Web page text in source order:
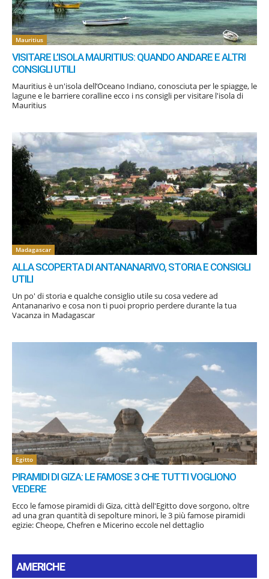
Mauritius
VISITARE L’ISOLA MAURITIUS: QUANDO ANDARE E ALTRI
CONSIGLI UTILI
Mauritius è un'isola dell’Oceano Indiano, conosciuta per le spiagge, le
lagune e le barriere coralline ecco i ns consigli per visitare l'isola di
Mauritius
Madagascar
ALLA SCOPERTA DI ANTANANARIVO, STORIA E CONSIGLI
UTILI
Un po' di storia e qualche consiglio utile su cosa vedere ad
Antananarivo e cosa non ti puoi proprio perdere durante la tua
Vacanza in Madagascar
Egitto
PIRAMIDI DI GIZA: LE FAMOSE 3 CHE TUTTI VOGLIONO
VEDERE
Ecco le famose piramidi di Giza, città dell'Egitto dove sorgono, oltre
ad una gran quantità di sepolture minori, le 3 più famose piramidi
egizie: Cheope, Chefren e Micerino eccole nel dettaglio
AMERICHE